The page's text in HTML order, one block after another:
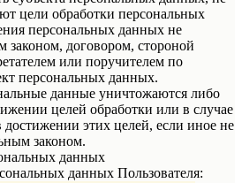
цели обработки персональных
персональных данных не
законом, договором, стороной
или поручителем по
персональных данных.
данные уничтожаются либо
целей обработки или в случае
достижении этих целей, если иное не
законом.
данных
данных Пользователя: